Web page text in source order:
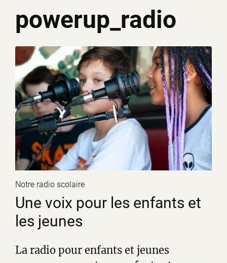
powerup_radio
Notre radio scolaire
Une voix pour les enfants et
les jeunes
La radio pour enfants et jeunes